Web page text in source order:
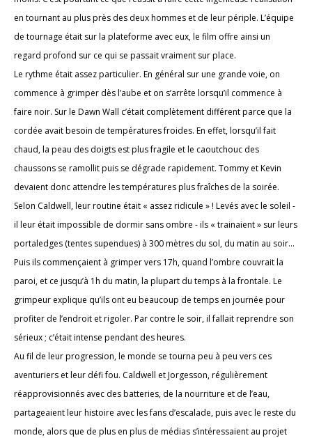
en tournant au plus près des deux hommes et de leur périple. L’équipe
de tournage était sur la plateforme avec eux, le film offre ainsi un
regard profond sur ce qui se passait vraiment sur place.
Le rythme était assez particulier. En général sur une grande voie, on
commence à grimper dès l’aube et on s’arrête lorsqu’il commence à
faire noir. Sur le Dawn Wall c’était complètement différent parce que la
cordée avait besoin de températures froides. En effet, lorsqu’il fait
chaud, la peau des doigts est plus fragile et le caoutchouc des
chaussons se ramollit puis se dégrade rapidement. Tommy et Kevin
devaient donc attendre les températures plus fraîches de la soirée.
Selon Caldwell, leur routine était « assez ridicule » ! Levés avec le soleil -
il leur était impossible de dormir sans ombre - ils « trainaient » sur leurs
portaledges (tentes supendues) à 300 mètres du sol, du matin au soir…
Puis ils commençaient à grimper vers 17h, quand l’ombre couvrait la
paroi, et ce jusqu’à 1h du matin, la plupart du temps à la frontale. Le
grimpeur explique qu’ils ont eu beaucoup de temps en journée pour
profiter de l’endroit et rigoler. Par contre le soir, il fallait reprendre son
sérieux ; c’était intense pendant des heures.
Au fil de leur progression, le monde se tourna peu à peu vers ces
aventuriers et leur défi fou. Caldwell et Jorgesson, régulièrement
réapprovisionnés avec des batteries, de la nourriture et de l’eau,
partageaient leur histoire avec les fans d’escalade, puis avec le reste du
monde, alors que de plus en plus de médias s’intéressaient au projet